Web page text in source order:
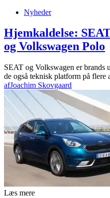
Nyheder
Hjemkaldelse:
og Volkswagen Polo
SEAT og Volkswagen er brands
de også teknisk platform på flere
afJoachim Skovgaard
Læs mere